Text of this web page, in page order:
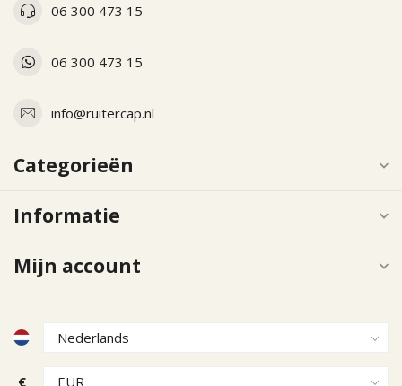
06 300 473 15
06 300 473 15
info@ruitercap.nl
Categorieën
Informatie
Mijn account
€